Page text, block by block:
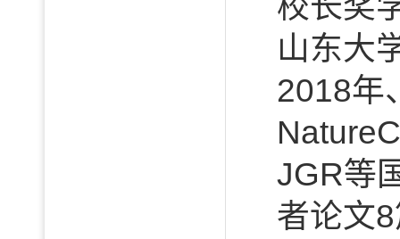
山东大
2018年
JGR等
者论文